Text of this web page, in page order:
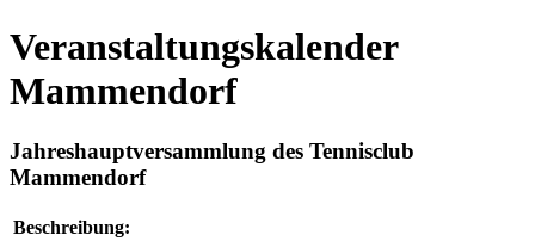
Veranstaltungskalender
Mammendorf
Jahreshauptversammlung des Tennisclub
Mammendorf
Beschreibung: